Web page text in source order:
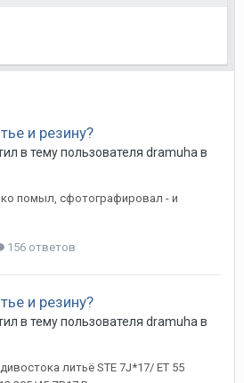
и резину?
в тему пользователя dramuha в
помыл, сфотографировал - и
156 ответов
и резину?
в тему пользователя dramuha в
литьё STE 7J*17/ ET 55